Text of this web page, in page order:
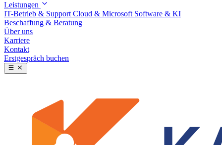
Leistungen
IT-Betrieb & Support Cloud & Microsoft Software & KI
Beschaffung & Beratung
Über uns
Karriere
Kontakt
Erstgespräch buchen